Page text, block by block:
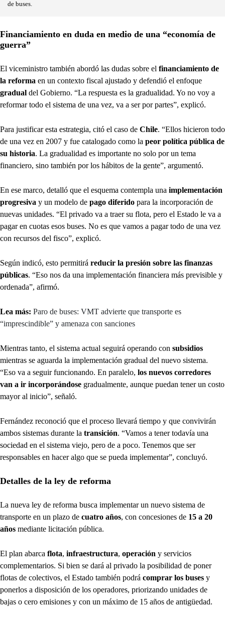
de buses.
Financiamiento en duda en medio de una “economía de
guerra”
El viceministro también abordó las dudas sobre el financiamiento de
la reforma en un contexto fiscal ajustado y defendió el enfoque
gradual del Gobierno. “La respuesta es la gradualidad. Yo no voy a
reformar todo el sistema de una vez, va a ser por partes”, explicó.
Para justificar esta estrategia, citó el caso de Chile. “Ellos hicieron todo
de una vez en 2007 y fue catalogado como la peor política pública de
su historia. La gradualidad es importante no solo por un tema
financiero, sino también por los hábitos de la gente”, argumentó.
En ese marco, detalló que el esquema contempla una implementación
progresiva y un modelo de pago diferido para la incorporación de
nuevas unidades. “El privado va a traer su flota, pero el Estado le va a
pagar en cuotas esos buses. No es que vamos a pagar todo de una vez
con recursos del fisco”, explicó.
Según indicó, esto permitirá reducir la presión sobre las finanzas
públicas. “Eso nos da una implementación financiera más previsible y
ordenada”, afirmó.
Lea más: Paro de buses: VMT advierte que transporte es
“imprescindible” y amenaza con sanciones
Mientras tanto, el sistema actual seguirá operando con subsidios
mientras se aguarda la implementación gradual del nuevo sistema.
“Eso va a seguir funcionando. En paralelo, los nuevos corredores
van a ir incorporándose gradualmente, aunque puedan tener un costo
mayor al inicio”, señaló.
Fernández reconoció que el proceso llevará tiempo y que convivirán
ambos sistemas durante la transición. “Vamos a tener todavía una
sociedad en el sistema viejo, pero de a poco. Tenemos que ser
responsables en hacer algo que se pueda implementar”, concluyó.
Detalles de la ley de reforma
La nueva ley de reforma busca implementar un nuevo sistema de
transporte en un plazo de cuatro años, con concesiones de 15 a 20
años mediante licitación pública.
El plan abarca flota, infraestructura, operación y servicios
complementarios. Si bien se dará al privado la posibilidad de poner
flotas de colectivos, el Estado también podrá comprar los buses y
ponerlos a disposición de los operadores, priorizando unidades de
bajas o cero emisiones y con un máximo de 15 años de antigüedad.